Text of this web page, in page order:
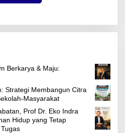
Berkarya & Maju:
Strategi Membangun Citra
Masyarakat
Prof Dr. Eko Indra
Hidup yang Tetap